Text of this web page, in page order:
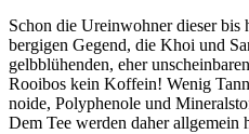
Schon die Urein­wohner dieser bis
bergigen Gegend, die Khoi und
gelb­blü­henden, eher
Rooibos kein Koffein! Wenig
noide, Poly­phe­nole und
Dem Tee werden daher allge­mein